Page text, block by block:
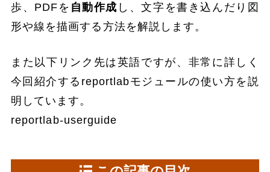
歩、PDFを 自動作成 し、文字を書き込んだり図
形や線を描画する方法を解説します。
また以下リンク先は英語ですが、非常に詳しく
今回紹介するreportlabモジュールの使い方を説
明しています。
reportlab-userguide